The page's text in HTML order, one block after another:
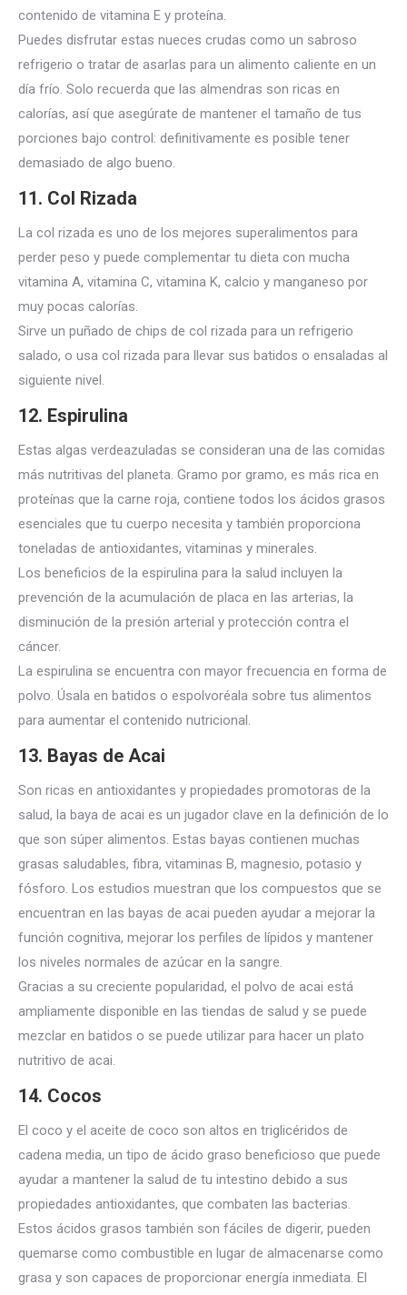
contenido de vitamina E y proteína.
Puedes disfrutar estas nueces crudas como un sabroso
refrigerio o tratar de asarlas para un alimento caliente en un
día frío. Solo recuerda que las almendras son ricas en
calorías, así que asegúrate de mantener el tamaño de tus
porciones bajo control: definitivamente es posible tener
demasiado de algo bueno.
11. Col Rizada
La col rizada es uno de los mejores superalimentos para
perder peso y puede complementar tu dieta con mucha
vitamina A, vitamina C, vitamina K, calcio y manganeso por
muy pocas calorías.
Sirve un puñado de chips de col rizada para un refrigerio
salado, o usa col rizada para llevar sus batidos o ensaladas al
siguiente nivel.
12. Espirulina
Estas algas verdeazuladas se consideran una de las comidas
más nutritivas del planeta. Gramo por gramo, es más rica en
proteínas que la carne roja, contiene todos los ácidos grasos
esenciales que tu cuerpo necesita y también proporciona
toneladas de antioxidantes, vitaminas y minerales.
Los beneficios de la espirulina para la salud incluyen la
prevención de la acumulación de placa en las arterias, la
disminución de la presión arterial y protección contra el
cáncer.
La espirulina se encuentra con mayor frecuencia en forma de
polvo. Úsala en batidos o espolvoréala sobre tus alimentos
para aumentar el contenido nutricional.
13. Bayas de Acai
Son ricas en antioxidantes y propiedades promotoras de la
salud, la baya de acai es un jugador clave en la definición de lo
que son súper alimentos. Estas bayas contienen muchas
grasas saludables, fibra, vitaminas B, magnesio, potasio y
fósforo. Los estudios muestran que los compuestos que se
encuentran en las bayas de acai pueden ayudar a mejorar la
función cognitiva, mejorar los perfiles de lípidos y mantener
los niveles normales de azúcar en la sangre.
Gracias a su creciente popularidad, el polvo de acai está
ampliamente disponible en las tiendas de salud y se puede
mezclar en batidos o se puede utilizar para hacer un plato
nutritivo de acai.
14. Cocos
El coco y el aceite de coco son altos en triglicéridos de
cadena media, un tipo de ácido graso beneficioso que puede
ayudar a mantener la salud de tu intestino debido a sus
propiedades antioxidantes, que combaten las bacterias.
Estos ácidos grasos también son fáciles de digerir, pueden
quemarse como combustible en lugar de almacenarse como
grasa y son capaces de proporcionar energía inmediata. El